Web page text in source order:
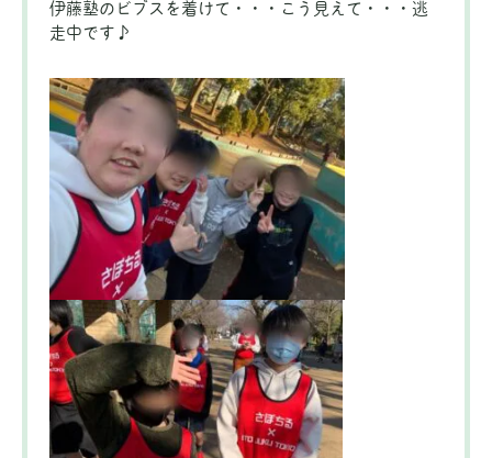
伊藤塾のビブスを着けて・・・こう見えて・・・逃
走中です♪